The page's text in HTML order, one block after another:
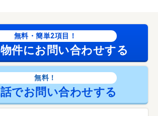
無料・簡単2項目！
件にお問い合わせする
無料！
でお問い合わせする